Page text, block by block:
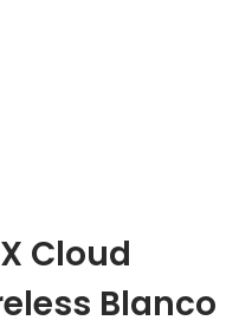
Cloud
Blanco